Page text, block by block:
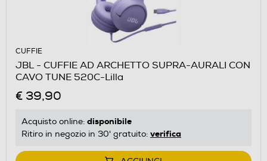
CUFFIE
JBL - CUFFIE AD ARCHETTO SUPRA-AURALI CON
CAVO TUNE 520C-Lilla
€ 39,90
Acquisto online: disponibile
Ritiro in negozio in 30' gratuito: verifica